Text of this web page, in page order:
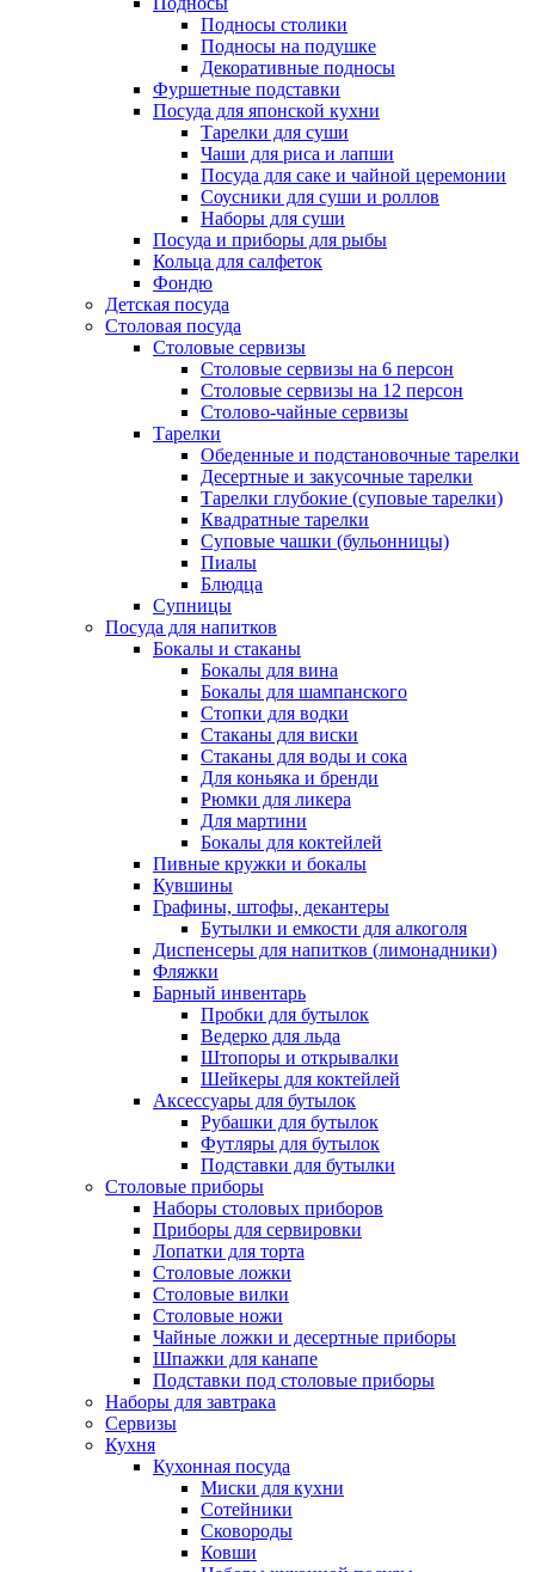
Подносы столики
Подносы на подушке
Декоративные подносы
Фуршетные подставки
Посуда для японской кухни
Тарелки для суши
Чаши для риса и лапши
Посуда для саке и чайной церемонии
Соусники для суши и роллов
Наборы для суши
Посуда и приборы для рыбы
Кольца для салфеток
Фондю
Детская посуда
Столовая посуда
Столовые сервизы
Столовые сервизы на 6 персон
Столовые сервизы на 12 персон
Столово-чайные сервизы
Тарелки
Обеденные и подстановочные тарелки
Десертные и закусочные тарелки
Тарелки глубокие (суповые тарелки)
Квадратные тарелки
Суповые чашки (бульонницы)
Пиалы
Блюдца
Супницы
Посуда для напитков
Бокалы и стаканы
Бокалы для вина
Бокалы для шампанского
Стопки для водки
Стаканы для виски
Стаканы для воды и сока
Для коньяка и бренди
Рюмки для ликера
Для мартини
Бокалы для коктейлей
Пивные кружки и бокалы
Кувшины
Графины, штофы, декантеры
Бутылки и емкости для алкоголя
Диспенсеры для напитков (лимонадники)
Фляжки
Барный инвентарь
Пробки для бутылок
Ведерко для льда
Штопоры и открывалки
Шейкеры для коктейлей
Аксессуары для бутылок
Рубашки для бутылок
Футляры для бутылок
Подставки для бутылки
Столовые приборы
Наборы столовых приборов
Приборы для сервировки
Лопатки для торта
Столовые ложки
Столовые вилки
Столовые ножи
Чайные ложки и десертные приборы
Шпажки для канапе
Подставки под столовые приборы
Наборы для завтрака
Сервизы
Кухня
Кухонная посуда
Миски для кухни
Сотейники
Сковороды
Ковши